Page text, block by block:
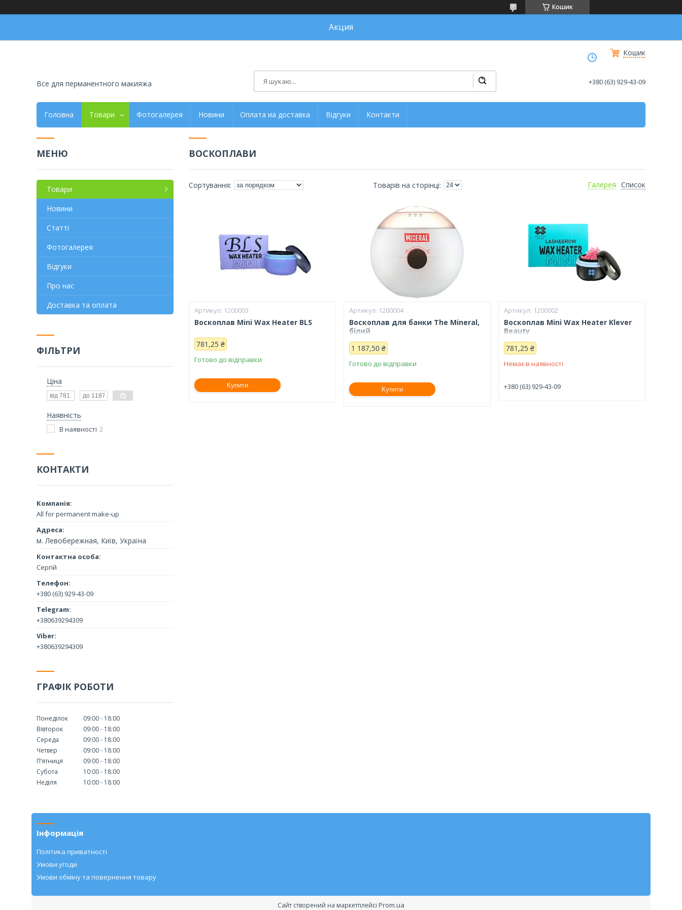
Кошик
Акция
Кошик
Все для перманентного макияжа +380 (63) 929-43-09
Головна Товари Фотогалерея Новини Оплата иа доставка Відгуки Контакти
ВОСКОПЛАВИ
Галерея Список
1200003
Воскоплав Mini Wax Heater BLS
781,25 ₴
Готово до відправки
Купити
1200004
Воскоплав для банки The Mineral,
білий
1 187,50 ₴
Готово до відправки
Купити
1200002
Воскоплав Mini Wax Heater Klever
Beauty
781,25 ₴
Немає в наявності
+380 (63) 929-43-09
Товари
Новини
Статті
Фотогалерея
Відгуки
Про нас
Доставка та оплата
ФІЛЬТРИ
Ціна
Наявність
В наявності 2
КОНТАКТИ
All for permanent make-up
м. Левобережная, Київ, Україна
Сергій
+380 (63) 929-43-09
+380639294309
+380639294309
ГРАФІК РОБОТИ
Понеділок 09:00
18:00
Вівторок
09:00
18:00
Середа
09:00
18:00
Четвер
09:00
18:00
Пʼятниця
09:00
18:00
Субота
10:00
18:00
Неділя
10:00 18:00
Інформація
Політика приватності
Умови угоди
Умови обміну та повернення товару
Сайт створений на маркетплейсі Prom.ua